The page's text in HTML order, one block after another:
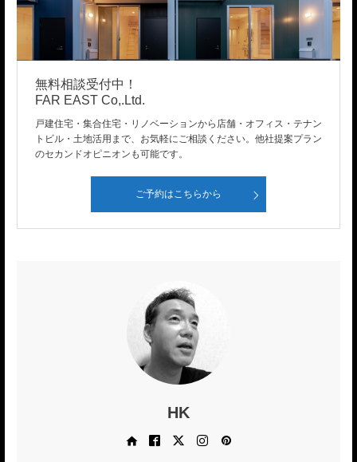
無料相談受付中！
FAR EAST Co,.Ltd.
戸建住宅・集合住宅・リノベーションから店舗・オフィス・テナン
トビル・土地活用まで、お気軽にご相談ください。他社提案プラン
のセカンドオピニオンも可能です。
ご予約はこちらから
HK
InstagramPinterest